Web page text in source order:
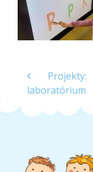
Projekty:
laboratórium